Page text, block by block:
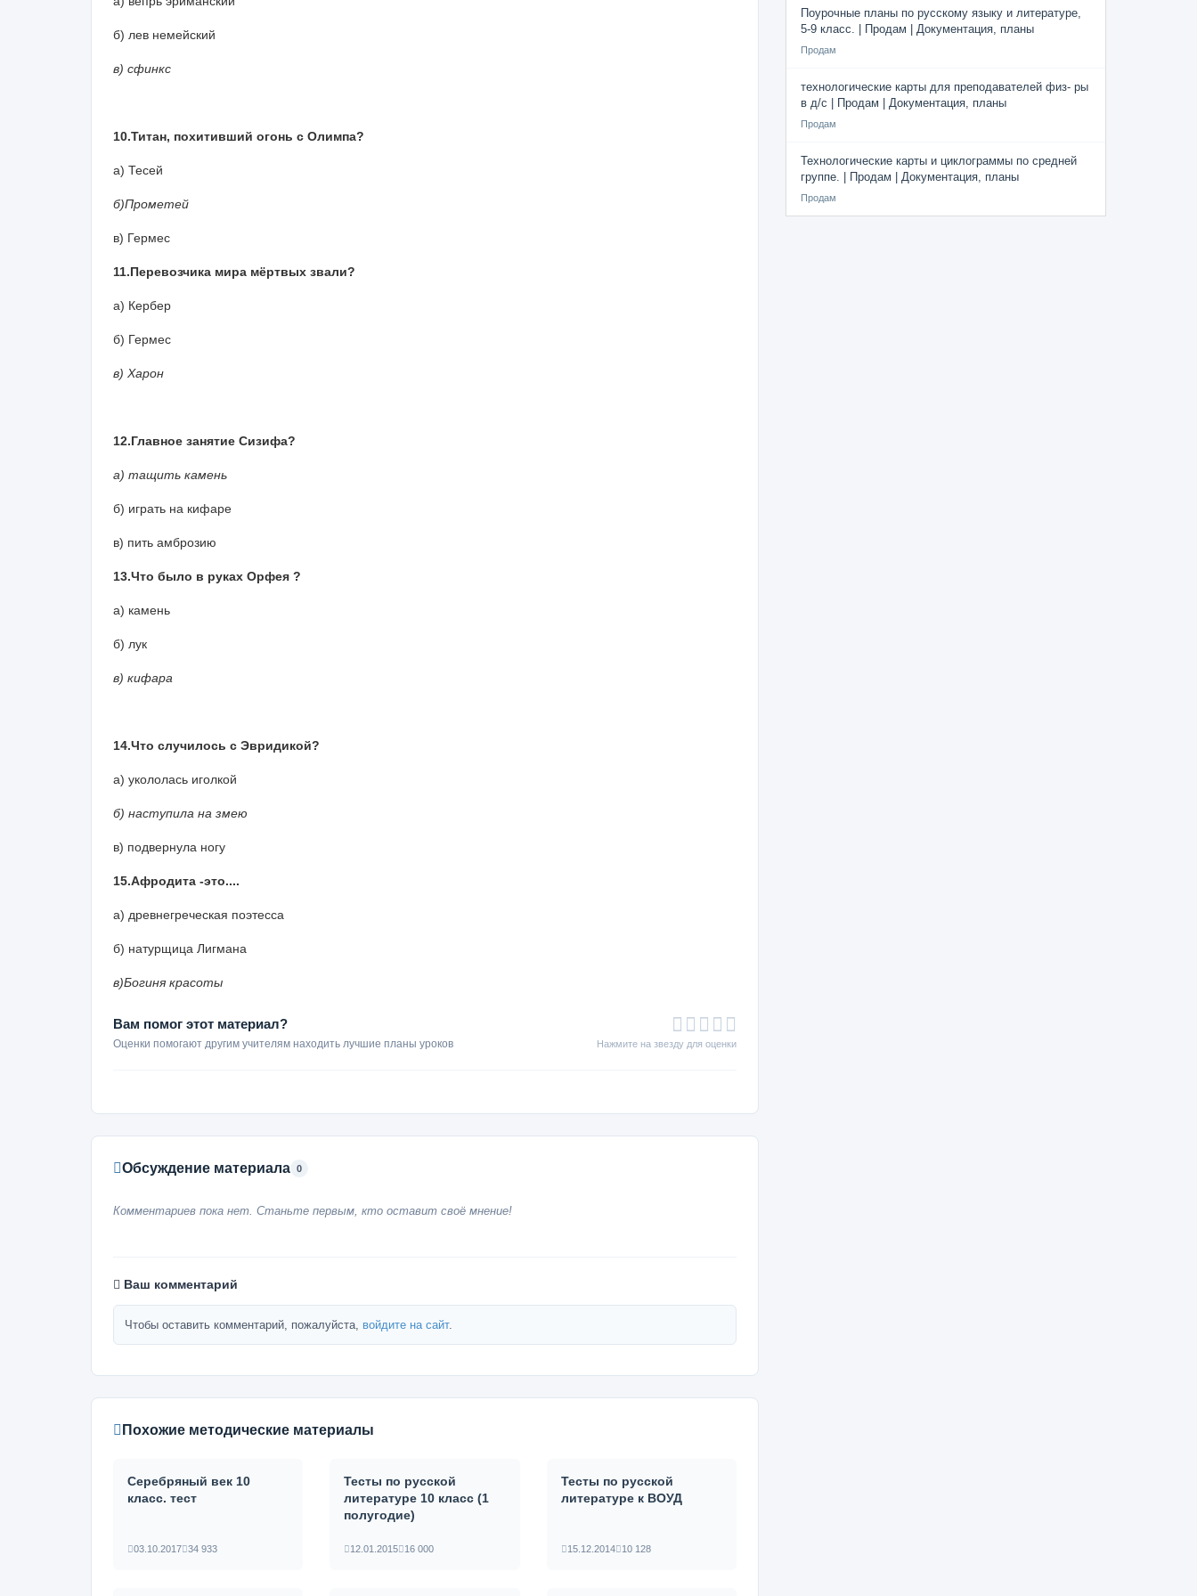
б) лев немейский
в) сфинкс
10.Титан, похитивший огонь с Олимпа?
а) Тесей
б)Прометей
в) Гермес
11.Перевозчика мира мёртвых звали?
а) Кербер
б) Гермес
в) Харон
12.Главное занятие Сизифа?
а) тащить камень
б) играть на кифаре
в) пить амброзию
13.Что было в руках Орфея ?
а) камень
б) лук
в) кифара
14.Что случилось с Эвридикой?
а) укололась иголкой
б) наступила на змею
в) подвернула ногу
15.Афродита -это....
а) древнегреческая поэтесса
б) натурщица Лигмана
в)Богиня красоты
Вам помог этот материал?
Оценки помогают другим учителям находить лучшие планы уроков Нажмите на звезду для оценки
Обсуждение материала 0
Комментариев пока нет. Станьте первым, кто оставит своё мнение!
Ваш комментарий
Чтобы оставить комментарий, пожалуйста, войдите на сайт.
Похожие методические материалы
Серебряный век 10
класс. тест
03.10.2017 34 933
Тесты по русской
литературе 10 класс (1
полугодие)
12.01.2015 16 000
Тесты по русской
литературе к ВОУД
15.12.2014 10 128
Поурочные планы по русскому языку и литературе,
5-9 класс. | Продам | Документация, планы
Продам
технологические карты для преподавателей физ- ры
в д/с | Продам | Документация, планы
Продам
Технологические карты и циклограммы по средней
группе. | Продам | Документация, планы
Продам